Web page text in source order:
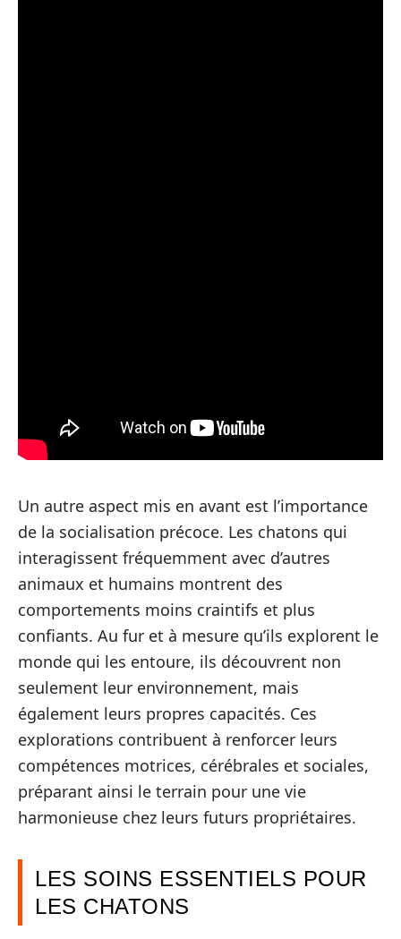
Un autre aspect mis en avant est l’importance
de la socialisation précoce. Les chatons qui
interagissent fréquemment avec d’autres
animaux et humains montrent des
comportements moins craintifs et plus
confiants. Au fur et à mesure qu’ils explorent le
monde qui les entoure, ils découvrent non
seulement leur environnement, mais
également leurs propres capacités. Ces
explorations contribuent à renforcer leurs
compétences motrices, cérébrales et sociales,
préparant ainsi le terrain pour une vie
harmonieuse chez leurs futurs propriétaires.
LES SOINS ESSENTIELS POUR
LES CHATONS